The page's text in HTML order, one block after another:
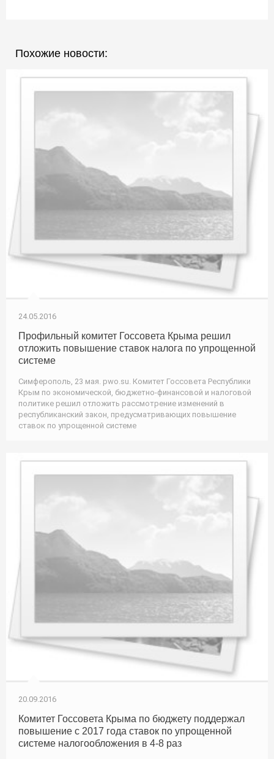
Похожие новости:
24.05.2016
Профильный комитет Госсовета Крыма решил
отложить повышение ставок налога по упрощенной
системе
Симферополь, 23 мая. pwo.su. Комитет Госсовета Республики
Крым по экономической, бюджетно-финансовой и налоговой
политике решил отложить рассмотрение изменений в
республиканский закон, предусматривающих повышение
ставок по упрощенной системе
20.09.2016
Комитет Госсовета Крыма по бюджету поддержал
повышение с 2017 года ставок по упрощенной
системе налогообложения в 4-8 раз